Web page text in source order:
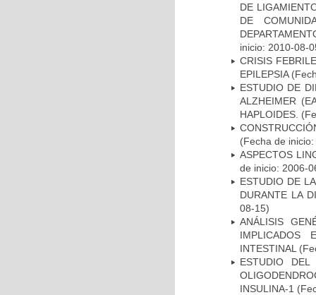
DE
DE
inicio: 2010-08-
CRISIS
EPILEPSIA
ESTUDIO DE
ALZHEIMER
HAPLOIDES.
(Fecha de
ASPECTOS
de inicio: 2006-
ESTUDIO DE
DURANTE LA
08-15)
ANÁLISIS
IMPLICADOS
INTESTINAL
ESTUDIO
INSULINA-1